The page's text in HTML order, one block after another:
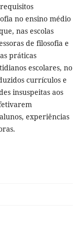
no ensino médio
nas escolas
de filosofia e
práticas
escolares, no
currículos e
insuspeitas aos
experiências